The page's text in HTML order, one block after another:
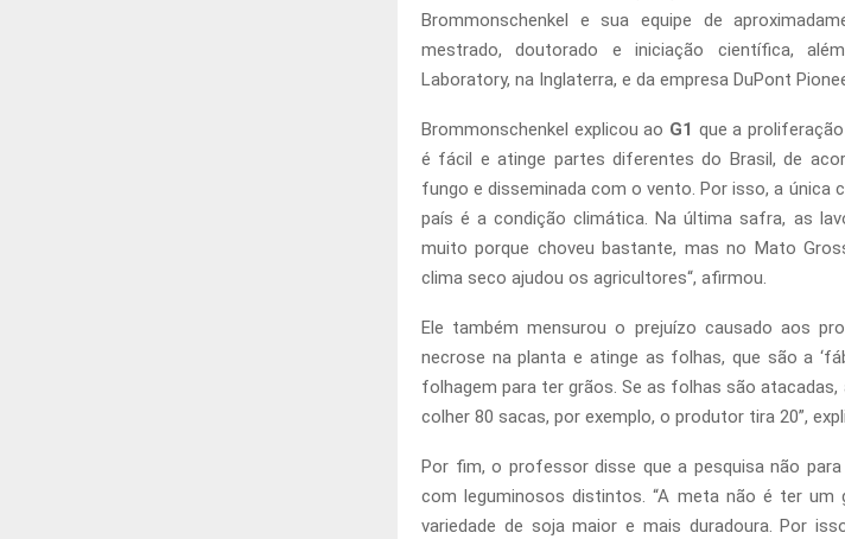
Brommonschenkel e sua equipe de
mestrado, doutorado e iniciação científica,
Laboratory, na Inglaterra, e da empresa DuPont
Brommonschenkel explicou ao G1 que a
é fácil e atinge partes diferentes do Brasil, de
fungo e disseminada com o vento. Por isso, a única
país é a condição climática. Na última safra, as
muito porque choveu bastante, mas no Mato
clima seco ajudou os agricultores“, afirmou.
Ele também mensurou o prejuízo causado aos
necrose na planta e atinge as folhas, que são a
folhagem para ter grãos. Se as folhas são atacadas,
colher 80 sacas, por exemplo, o produtor tira 20”,
Por fim, o professor disse que a pesquisa não
com leguminosos distintos. “A meta não é ter um
variedade de soja maior e mais duradoura. Por